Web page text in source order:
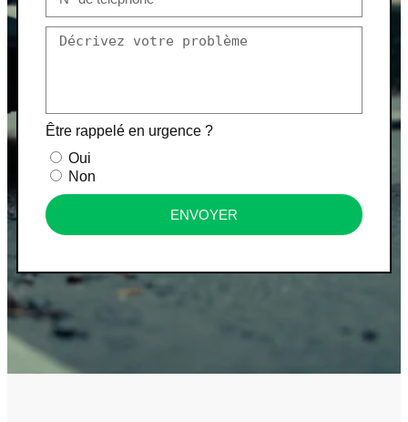
Être rappelé en urgence ?
Oui
Non
ENVOYER